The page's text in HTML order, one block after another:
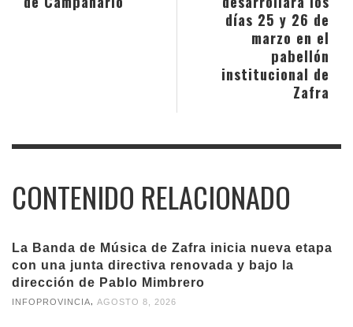
días 25 y 26 de
marzo en el
pabellón
institucional de
Zafra
CONTENIDO RELACIONADO
La Banda de Música de Zafra inicia nueva etapa
con una junta directiva renovada y bajo la
dirección de Pablo Mimbrero
INFOPROVINCIA AGOSTO 8, 2026